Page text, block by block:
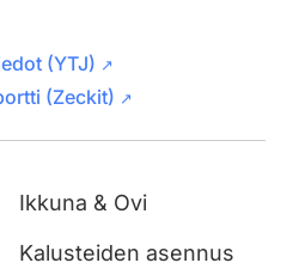
(YTJ) ↗
(Zeckit) ↗
Ikkuna & Ovi
Kalusteiden asennus